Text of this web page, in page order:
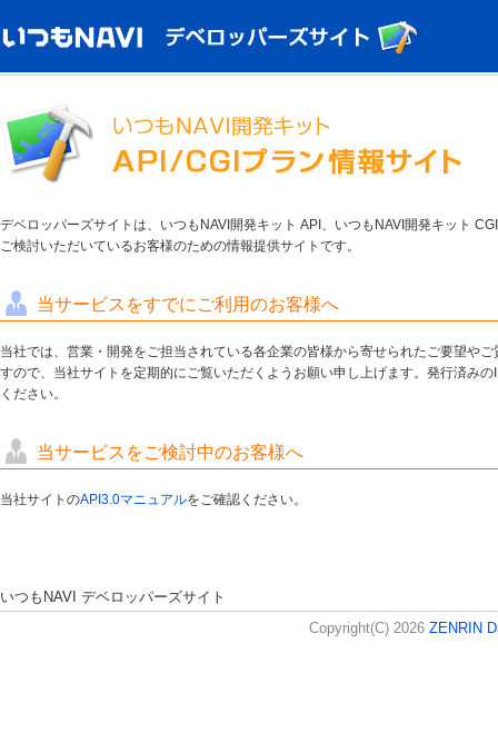
デベロッパーズサイトは、いつもNAVI開発キット API、いつもNAVI開発キット
ご検討いただいているお客様のための情報提供サイトです。
当サービスをすでにご利用のお客様へ
当社では、営業・開発をご担当されている各企業の皆様から寄せられたご要望や
すので、当社サイトを定期的にご覧いただくようお願い申し上げます。発行済み
ください。
当サービスをご検討中のお客様へ
当社サイトのAPI3.0マニュアルをご確認ください。
いつもNAVI デベロッパーズサイト
Copyright(C) 2026 ZENRIN